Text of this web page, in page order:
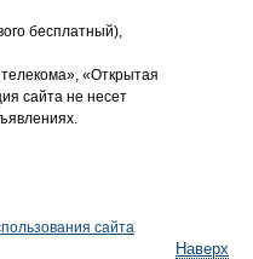
Наверх
бесплатный),
«Открытая
сайта не несет
сайта